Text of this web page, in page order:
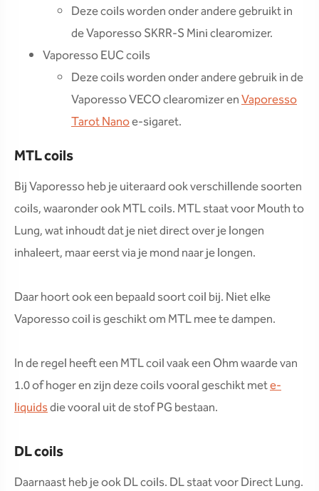
Deze coils worden onder andere gebruikt in
de Vaporesso SKRR-S Mini clearomizer.
Vaporesso EUC coils
Deze coils worden onder andere gebruik in de
Vaporesso VECO clearomizer enVaporesso
Tarot Nanoe-sigaret.
MTL coils
Bij Vaporesso heb je uiteraard ook verschillende soorten
coils, waaronder ook MTL coils. MTL staat voor Mouth to
Lung, wat inhoudt dat je niet direct over je longen
inhaleert, maar eerst via je mond naar je longen.
Daar hoort ook een bepaald soort coil bij. Niet elke
Vaporesso coil is geschikt om MTL mee te dampen.
In de regel heeft een MTL coil vaak een Ohm waarde van
1.0 of hoger en zijn deze coils vooral geschikt mete-
liquidsdie vooral uit de stof PG bestaan.
DL coils
Daarnaast heb je ook DL coils. DL staat voor Direct Lung.